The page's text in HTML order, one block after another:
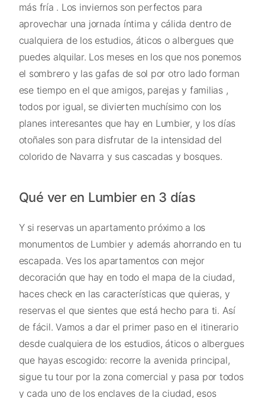
más fría . Los inviernos son perfectos para
aprovechar una jornada íntima y cálida dentro de
cualquiera de los estudios, áticos o albergues que
puedes alquilar. Los meses en los que nos ponemos
el sombrero y las gafas de sol por otro lado forman
ese tiempo en el que amigos, parejas y familias ,
todos por igual, se divierten muchísimo con los
planes interesantes que hay en Lumbier, y los días
otoñales son para disfrutar de la intensidad del
colorido de Navarra y sus cascadas y bosques.
Qué ver en Lumbier en 3 días
Y si reservas un apartamento próximo a los
monumentos de Lumbier y además ahorrando en tu
escapada. Ves los apartamentos con mejor
decoración que hay en todo el mapa de la ciudad,
haces check en las características que quieras, y
reservas el que sientes que está hecho para ti. Así
de fácil. Vamos a dar el primer paso en el itinerario
desde cualquiera de los estudios, áticos o albergues
que hayas escogido: recorre la avenida principal,
sigue tu tour por la zona comercial y pasa por todos
y cada uno de los enclaves de la ciudad, esos